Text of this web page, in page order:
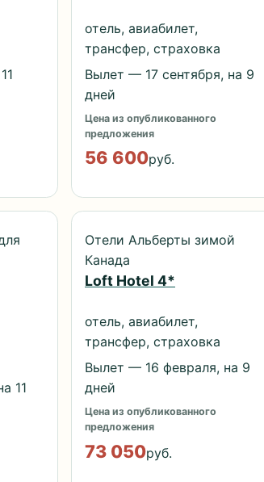
отель, авиабилет,
трансфер, страховка
Вылет — 17 сентября, на 9
дней
Цена из опубликованного
предложения
56 600руб.
11
Отели Альберты зимой
Канада
Loft Hotel 4*
отель, авиабилет,
трансфер, страховка
Вылет — 16 февраля, на 9
дней
Цена из опубликованного
предложения
73 050руб.